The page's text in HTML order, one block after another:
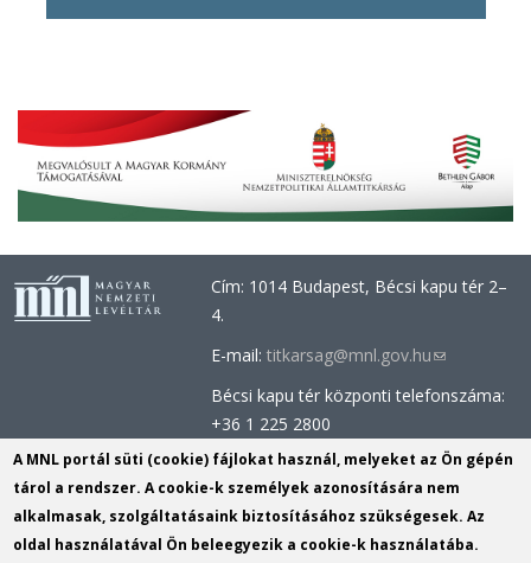
Cím: 1014 Budapest, Bécsi kapu tér 2–
4.
E-mail:titkarsag@mnl.gov.hu(link
sends
mail)
Bécsi kapu tér központi telefonszáma:
+36 1 225 2800
Óbudai épület központi telefonszáma:
+36 1 437 0660
Információs Iroda (Kutatószolgálat):
info@mnl.gov.hu(link
A MNL portál süti (cookie) fájlokat használ, melyeket az Ön gépén
tárol a rendszer. A cookie-k személyek azonosítására nem
alkalmasak, szolgáltatásaink biztosításához szükségesek. Az
oldal használatával Ön beleegyezik a cookie-k használatába.